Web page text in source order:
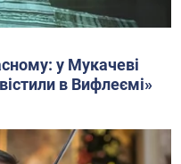
у Мукачеві
в Вифлеємі»